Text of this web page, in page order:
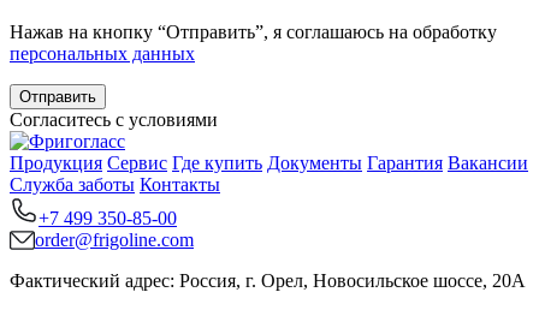
Нажав на кнопку “Отправить”, я соглашаюсь на обработку
персональных данных
Отправить
Согласитесь с условиями
Продукция Сервис Где купить Документы Гарантия Вакансии
Служба заботы Контакты
+7 499 350-85-00
order@frigoline.com
Фактический адрес: Россия, г. Орел, Новосильское шоссе, 20А